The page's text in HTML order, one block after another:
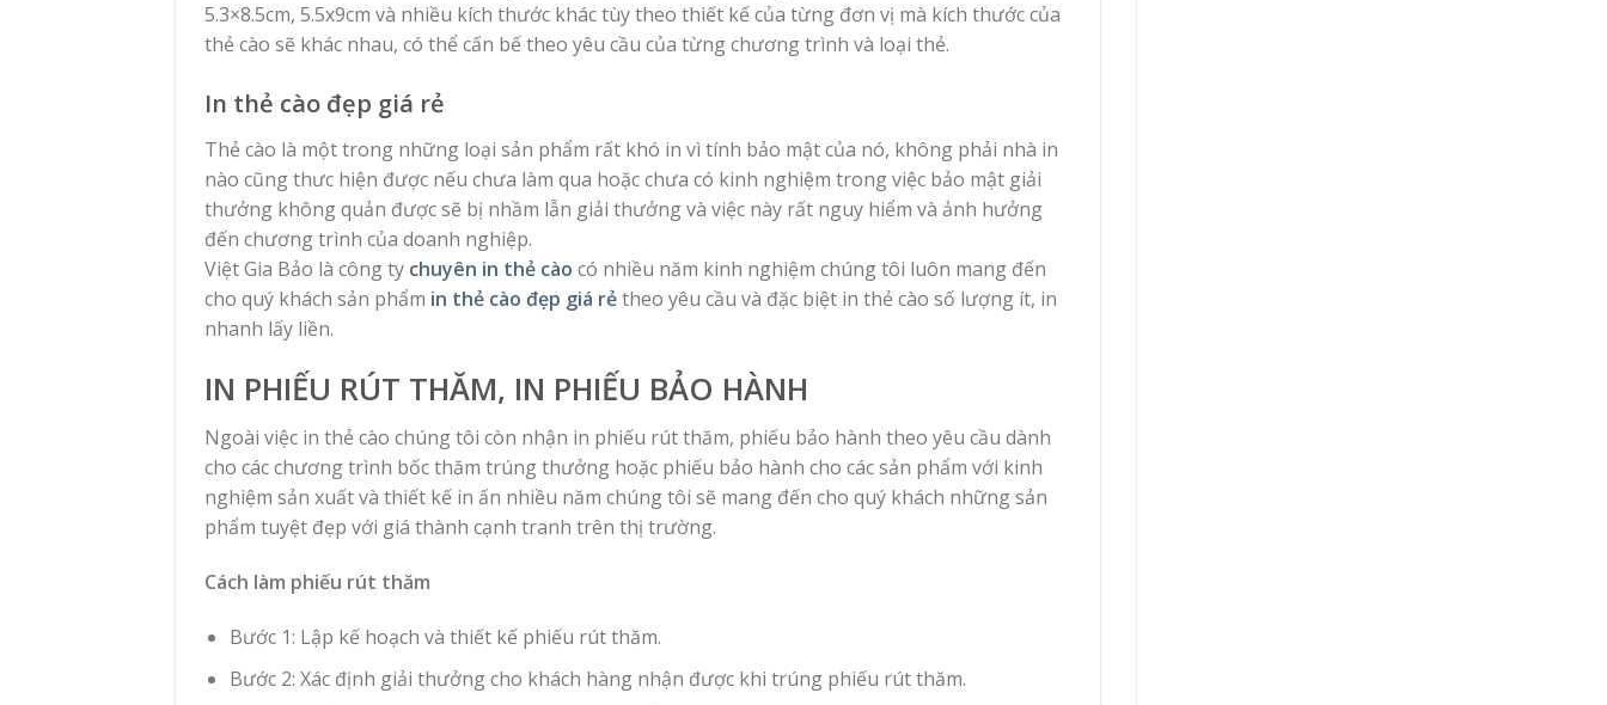
5.3×8.5cm, 5.5x9cm và nhiều kích thước khác tùy theo thiết kế của từng đơn vị mà kích thước của
thẻ cào sẽ khác nhau, có thể cấn bế theo yêu cầu của từng chương trình và loại thẻ.
In thẻ cào đẹp giá rẻ
Thẻ cào là một trong những loại sản phẩm rất khó in vì tính bảo mật của nó, không phải nhà in
nào cũng thưc hiện được nếu chưa làm qua hoặc chưa có kinh nghiệm trong việc bảo mật giải
thưởng không quản được sẽ bị nhầm lẫn giải thưởng và việc này rất nguy hiểm và ảnh hưởng
đến chương trình của doanh nghiệp.
Việt Gia Bảo là công ty chuyên in thẻ cào có nhiều năm kinh nghiệm chúng tôi luôn mang đến
cho quý khách sản phẩm in thẻ cào đẹp giá rẻtheo yêu cầu và đặc biệt in thẻ cào số lượng ít, in
nhanh lấy liền.
IN PHIẾU RÚT THĂM, IN PHIẾU BẢO HÀNH
Ngoài việc in thẻ cào chúng tôi còn nhận in phiếu rút thăm, phiếu bảo hành theo yêu cầu dành
cho các chương trình bốc thăm trúng thưởng hoặc phiếu bảo hành cho các sản phẩm với kinh
nghiệm sản xuất và thiết kế in ấn nhiều năm chúng tôi sẽ mang đến cho quý khách những sản
phẩm tuyệt đẹp với giá thành cạnh tranh trên thị trường.
Cách làm phiếu rút thăm
Bước 1: Lập kế hoạch và thiết kế phiếu rút thăm.
Bước 2: Xác định giải thưởng cho khách hàng nhận được khi trúng phiếu rút thăm.